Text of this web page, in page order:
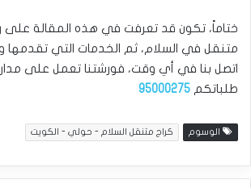
ختاماً، تكون قد تعرفت في هذه المقالة
متنقل في السلام، ثم الخدمات التي تقدمها
اتصل بنا في أي وقت، فورشتنا تعمل على
طلباتكم 95000275
الوسوم كراج متنقل السلام - حولي - الكويت